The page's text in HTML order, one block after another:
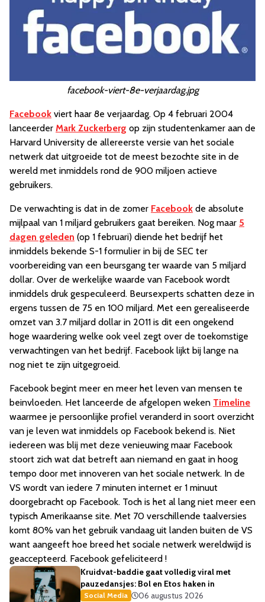
facebook-viert-8e-verjaardag.jpg
Facebook viert haar 8e verjaardag. Op 4 februari 2004
lanceerder Mark Zuckerberg op zijn studentenkamer aan de
Harvard University de allereerste versie van het sociale
netwerk dat uitgroeide tot de meest bezochte site in de
wereld met inmiddels rond de 900 miljoen actieve
gebruikers.
De verwachting is dat in de zomer Facebook de absolute
mijlpaal van 1 miljard gebruikers gaat bereiken. Nog maar 5
dagen geleden (op 1 februari) diende het bedrijf het
inmiddels bekende S-1 formulier in bij de SEC ter
voorbereiding van een beursgang ter waarde van 5 miljard
dollar. Over de werkelijke waarde van Facebook wordt
inmiddels druk gespeculeerd. Beursexperts schatten deze in
ergens tussen de 75 en 100 miljard. Met een gerealiseerde
omzet van 3.7 miljard dollar in 2011 is dit een ongekend
hoge waardering welke ook veel zegt over de toekomstige
verwachtingen van het bedrijf. Facebook lijkt bij lange na
nog niet te zijn uitgegroeid.
Facebook begint meer en meer het leven van mensen te
beinvloeden. Het lanceerde de afgelopen weken Timeline
waarmee je persoonlijke profiel veranderd in soort overzicht
van je leven wat inmiddels op Facebook bekend is. Niet
iedereen was blij met deze venieuwing maar Facebook
stoort zich wat dat betreft aan niemand en gaat in hoog
tempo door met innoveren van het sociale netwerk. In de
VS wordt van iedere 7 minuten internet er 1 minuut
doorgebracht op Facebook. Toch is het al lang niet meer een
typisch Amerikaanse site. Met 70 verschillende taalversies
komt 80% van het gebruik vandaag uit landen buiten de VS
want aangeeft hoe breed het sociale netwerk wereldwijd is
geaccepteerd. Facebook gefeliciteerd !
Kruidvat-baddie gaat volledig viral met
pauzedansjes: Bol en Etos haken in
Social Media
06 augustus 2026